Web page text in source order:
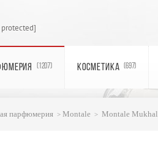
(1207) КОСМЕТИКА (697)
парфюмерия Montale Montale